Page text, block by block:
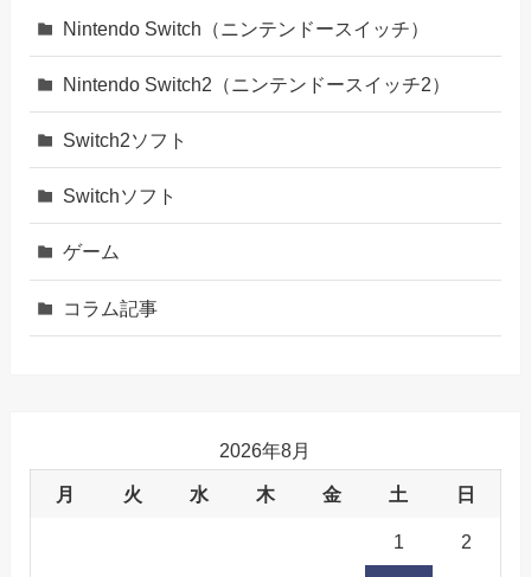
Nintendo Switch（ニンテンドースイッチ）
Nintendo Switch2（ニンテンドースイッチ2）
Switch2ソフト
Switchソフト
ゲーム
コラム記事
2026年8月
月 火 水 木 金 土 日
1 2